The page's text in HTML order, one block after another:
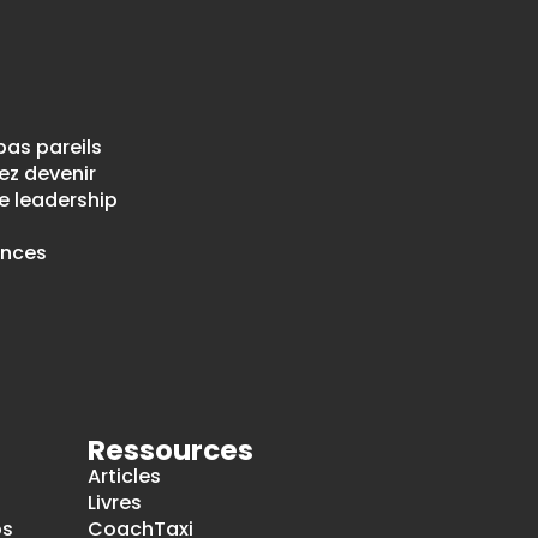
pareils
devenir
leadership
Ressources
Articles
Livres
CoachTaxi